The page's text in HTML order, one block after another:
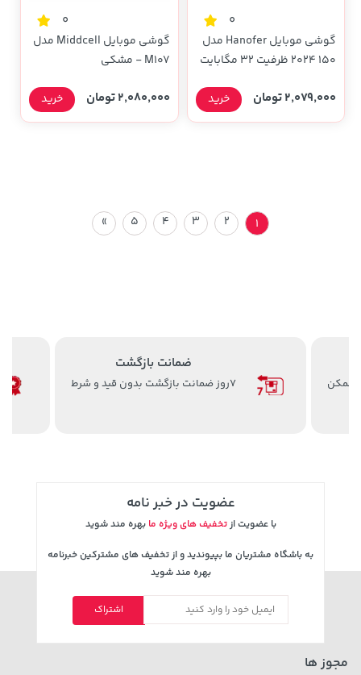
0
گوشی موبایل Hanofer مدل
150 2024 ظرفیت 32 مگابایت
2,079,000 تومان خرید
0
گوشی موبایل Middcell مدل
M107 - مشکی
2,080,000 تومان خرید
1
2
3
4
5
»
ضمانت بازگشت
ضمانت
عضویت در خبر نامه
با عضویت ازتخفیف های ویژه ما بهره مند شوید
به باشگاه مشتریان ما بپیوندید و از تخفیف های مشترکین خبرنامه
بهره مند شوید
اشتراک
مجوز ها